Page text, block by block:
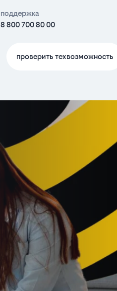
поддержка
8 800 700 80 00
проверить техвозможность